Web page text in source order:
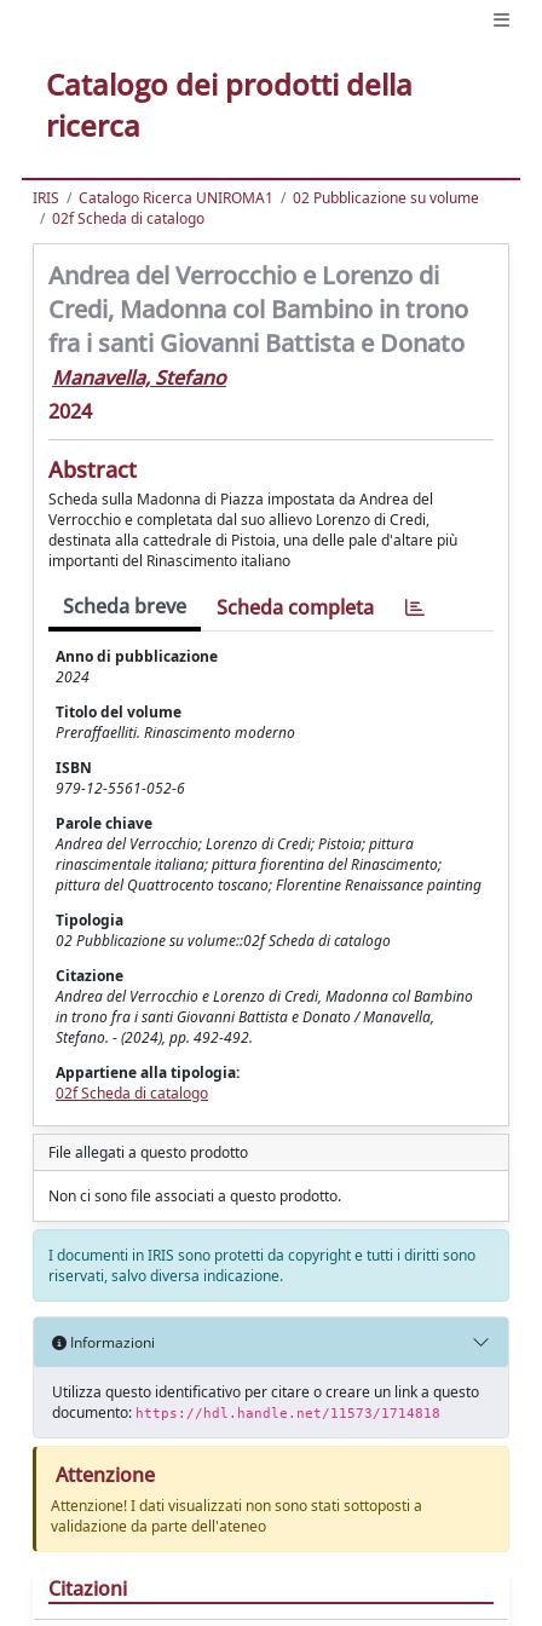
Catalogo dei prodotti della
ricerca
IRIS Catalogo Ricerca UNIROMA1
02 Pubblicazione su volume
02f Scheda di catalogo
Andrea del Verrocchio e Lorenzo di
Credi, Madonna col Bambino in trono
fra i santi Giovanni Battista e Donato
Manavella, Stefano
2024
Abstract
Scheda sulla Madonna di Piazza impostata da Andrea del
Verrocchio e completata dal suo allievo Lorenzo di Credi,
destinata alla cattedrale di Pistoia, una delle pale d'altare più
importanti del Rinascimento italiano
Scheda breve Scheda completa
Anno di pubblicazione
2024
Titolo del volume
Preraffaelliti. Rinascimento moderno
ISBN
979-12-5561-052-6
Parole chiave
Andrea del Verrocchio; Lorenzo di Credi; Pistoia; pittura
rinascimentale italiana; pittura fiorentina del Rinascimento;
pittura del Quattrocento toscano; Florentine Renaissance painting
Tipologia
02 Pubblicazione su volume::02f Scheda di catalogo
Citazione
Andrea del Verrocchio e Lorenzo di Credi, Madonna col Bambino
in trono fra i santi Giovanni Battista e Donato / Manavella,
Stefano. - (2024), pp. 492-492.
Appartiene alla tipologia:
02f Scheda di catalogo
File allegati a questo prodotto
Non ci sono file associati a questo prodotto.
I documenti in IRIS sono protetti da copyright e tutti i diritti sono
riservati, salvo diversa indicazione.
Informazioni
Utilizza questo identificativo per citare o creare un link a questo
documento: https://hdl.handle.net/11573/1714818
Attenzione
Attenzione! I dati visualizzati non sono stati sottoposti a
validazione da parte dell'ateneo
Citazioni